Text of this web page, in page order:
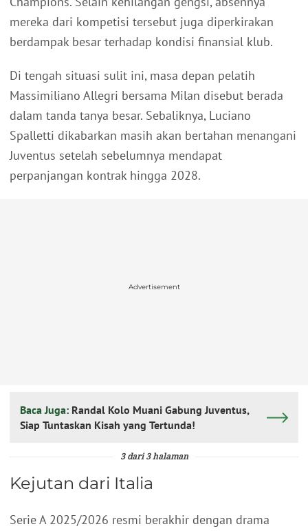
mereka dari kompetisi tersebut juga diperkirakan
berdampak besar terhadap kondisi finansial klub.
Di tengah situasi sulit ini, masa depan pelatih
Massimiliano Allegri bersama Milan disebut berada
dalam tanda tanya besar. Sebaliknya, Luciano
Spalletti dikabarkan masih akan bertahan menangani
Juventus setelah sebelumnya mendapat
perpanjangan kontrak hingga 2028.
Advertisement
Baca Juga: Randal Kolo Muani Gabung Juventus,
Siap Tuntaskan Kisah yang Tertunda!
3 dari 3 halaman
Kejutan dari Italia
Serie A 2025/2026 resmi berakhir dengan drama